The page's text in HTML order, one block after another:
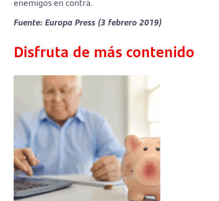
enemigos en contra.
Fuente: Europa Press (3 febrero 2019)
Disfruta de más contenido